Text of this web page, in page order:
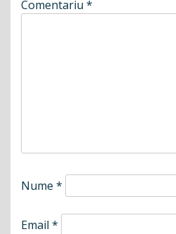
Comentariu *
Nume *
Email *